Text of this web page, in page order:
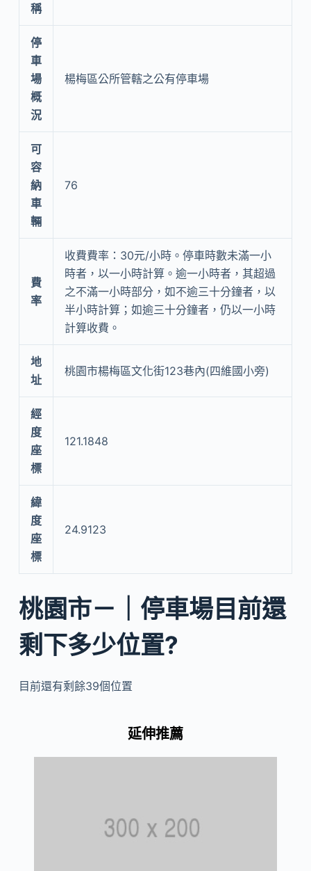
稱
停
車
場
概
況
楊梅區公所管轄之公有停車場
可
容
納
車
輛
76
費
率
收費費率：30元/小時。停車時數未滿一小
時者，以一小時計算。逾一小時者，其超過
之不滿一小時部分，如不逾三十分鐘者，以
半小時計算；如逾三十分鐘者，仍以一小時
計算收費。
地
址
桃園市楊梅區文化街123巷內(四維國小旁)
經
度
座
標
121.1848
緯
度
座
標
24.9123
桃園市－｜停車場目前還
剩下多少位置?
目前還有剩餘39個位置
延伸推薦